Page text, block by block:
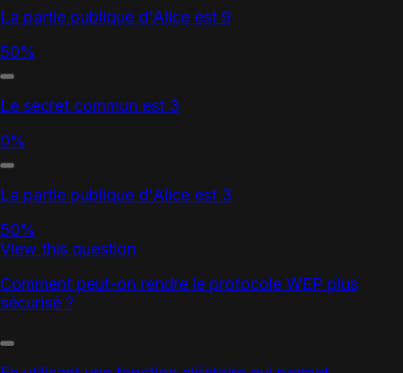
La partie publique d'Alice est 9
50%
Le secret commun est 3
0%
La partie publique d'Alice est 3
50%
View this question
Comment peut-on rendre le protocole WEP plus
sécurisé ?